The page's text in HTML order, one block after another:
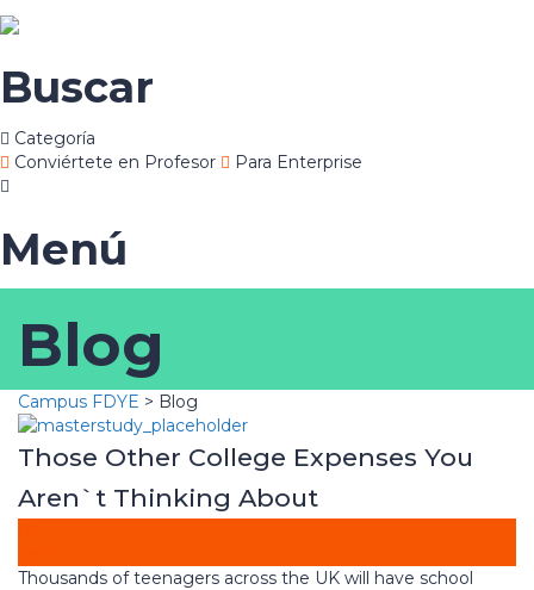
Buscar
Categoría
Conviértete en Profesor
Para Enterprise
Menú
Blog
Campus FDYE > Blog
Those Other College Expenses You
Aren`t Thinking About
Thousands of teenagers across the UK will have school